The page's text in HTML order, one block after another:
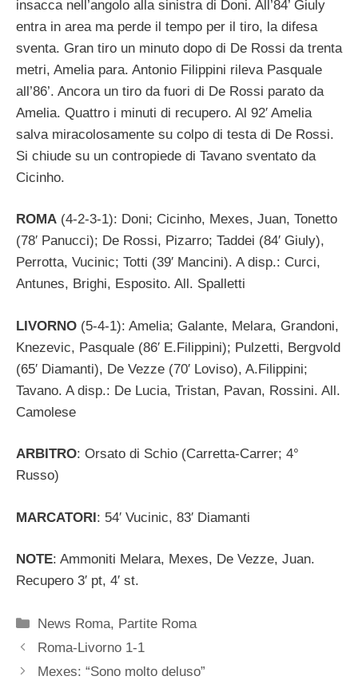
insacca nell’angolo alla sinistra di Doni. All’84’ Giuly
entra in area ma perde il tempo per il tiro, la difesa
sventa. Gran tiro un minuto dopo di De Rossi da trenta
metri, Amelia para. Antonio Filippini rileva Pasquale
all’86’. Ancora un tiro da fuori di De Rossi parato da
Amelia. Quattro i minuti di recupero. Al 92′ Amelia
salva miracolosamente su colpo di testa di De Rossi.
Si chiude su un contropiede di Tavano sventato da
Cicinho.
ROMA (4-2-3-1): Doni; Cicinho, Mexes, Juan, Tonetto
(78′ Panucci); De Rossi, Pizarro; Taddei (84′ Giuly),
Perrotta, Vucinic; Totti (39′ Mancini). A disp.: Curci,
Antunes, Brighi, Esposito. All. Spalletti
LIVORNO (5-4-1): Amelia; Galante, Melara, Grandoni,
Knezevic, Pasquale (86′ E.Filippini); Pulzetti, Bergvold
(65′ Diamanti), De Vezze (70′ Loviso), A.Filippini;
Tavano. A disp.: De Lucia, Tristan, Pavan, Rossini. All.
Camolese
ARBITRO: Orsato di Schio (Carretta-Carrer; 4°
Russo)
MARCATORI: 54′ Vucinic, 83′ Diamanti
NOTE: Ammoniti Melara, Mexes, De Vezze, Juan.
Recupero 3′ pt, 4′ st.
Categorie
News Roma, Partite Roma
Roma-Livorno 1-1
Mexes: “Sono molto deluso”